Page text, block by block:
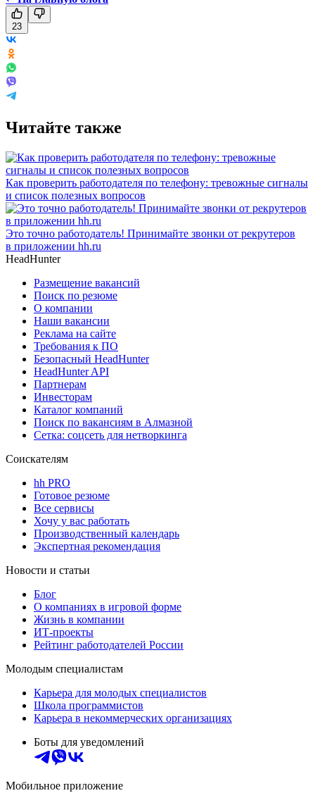
23
Читайте также
Как проверить работодателя по телефону: тревожные сигналы
и список полезных вопросов
Это точно работодатель! Принимайте звонки от рекрутеров
в приложении hh.ru
HeadHunter
Размещение вакансий
Поиск по резюме
О компании
Наши вакансии
Реклама на сайте
Требования к ПО
Безопасный HeadHunter
HeadHunter API
Партнерам
Инвесторам
Каталог компаний
Поиск по вакансиям в Алмазной
Сетка: соцсеть для нетворкинга
Соискателям
hh PRO
Готовое резюме
Все сервисы
Хочу у вас работать
Производственный календарь
Экспертная рекомендация
Новости и статьи
Блог
О компаниях в игровой форме
Жизнь в компании
ИТ-проекты
Рейтинг работодателей России
Молодым специалистам
Карьера для молодых специалистов
Школа программистов
Карьера в некоммерческих организациях
Боты для уведомлений
Мобильное приложение